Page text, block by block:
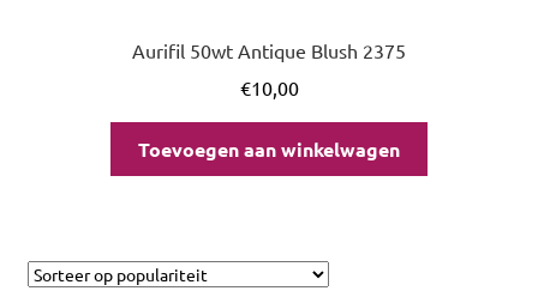
Aurifil 50wt Antique Blush 2375
€10,00
Toevoegen aan winkelwagen